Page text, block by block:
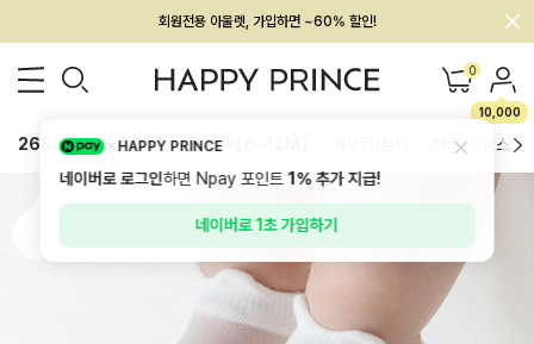
회원전용 아울렛, 가입하면 ~60% 할인!
멤버십 최대 28,000원 혜택 0
10,000
26SS 신상 BEST BABY[6~12M] 하의/레깅스
HAPPY PRINCE
네이버로 로그인하면 Npay 포인트1%추가 지급!
네이버로 1초 가입하기